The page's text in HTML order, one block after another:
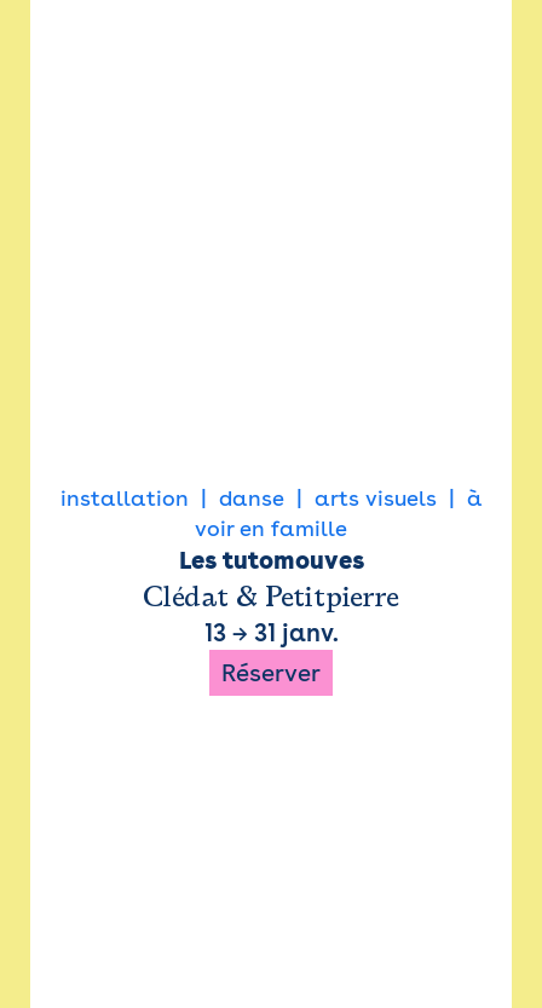
installation danse arts visuels
à
voir en famille
Les tutomouves
Clédat & Petitpierre
13→ 31 janv.
Réserver